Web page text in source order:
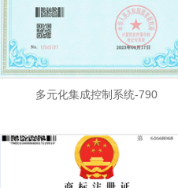
多元化集成控制系统-790